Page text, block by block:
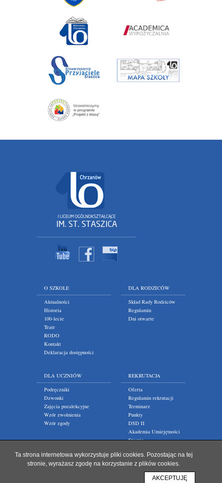
O SZKOLE
Aktualności
Historia
100-lecie
Teatr
RODO
Kontakt
Deklaracja dostępności
DLA RODZICÓW
Skład Rady Rodziców
Regulamin
Dni otwarte
DLA UCZNIÓW
Podręczniki
Dzwonki
Zajęcia pozalekcyjne
Wzór zwolnienia
Wzór zgody
REKRUTACJA
Oferta
Regulamin rekrutacji
Terminarz
Punkty
DSD II
Akademia Umiejętności
Staszic
Ta strona internetowa wykorzystuje pliki cookies. Pozostając na tej
stronie, wyrażasz zgodę na korzystanie z plików cookies.
AKCEPTUJĘ